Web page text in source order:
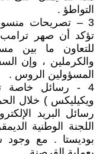
التواطؤ .
3 – تصريحات
تؤكد أن صهر
للتعاون ما بين
والكرملين ، وإن
المسؤولين الروس .
4 - رسائل خاصة
ويكيليكس ) خلال
رسائل البريد
اللجنة الوطنية
بوديستا . مع